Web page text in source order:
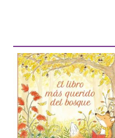
Artículos que